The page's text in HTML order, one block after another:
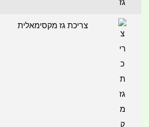
צריכת גז מקסימאלית